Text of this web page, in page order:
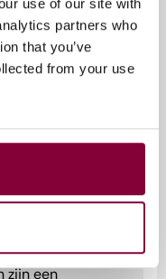
partners who
that you’ve
from your use
over
zijn een